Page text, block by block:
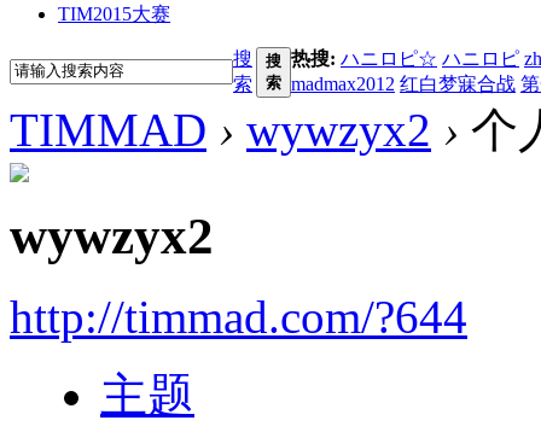
TIM2015大赛
搜
索
搜
索
热搜: ハニロピ☆ ハニロピ
madmax2012 红白梦寐合战
TIMMAD › wywzyx2 › 个
wywzyx2
http://timmad.com/?644
主题